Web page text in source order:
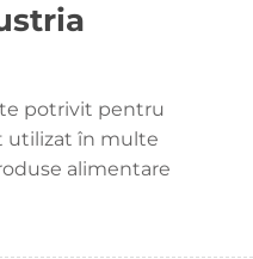
potrivit pentru
utilizat în multe
alimentare